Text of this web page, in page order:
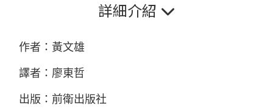
詳細介紹
作者：黃文雄
譯者：廖東哲
出版：前衛出版社